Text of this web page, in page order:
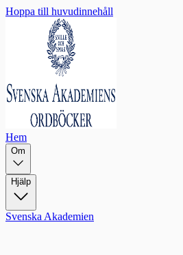
Hoppa till huvudinnehåll
Hem
Om
Hjälp
Svenska Akademien